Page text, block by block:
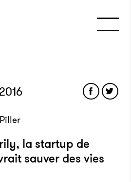
la startup de
sauver des vies